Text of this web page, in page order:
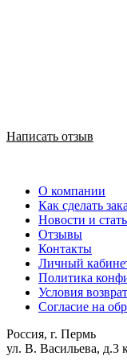
Написать отзыв
О компании
Как сделать
Новости и
Отзывы
Контакты
Личный
Политика
Условия
Согласие на
Россия, г. Пермь
ул. В. Васильева, д.3